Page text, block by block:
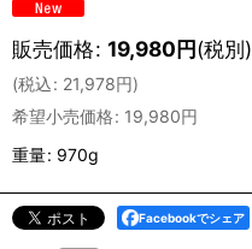
販売価格: 19,980円(税別)
(税込: 21,978円)
希望小売価格: 19,980円
重量: 970g
Facebookでシェア